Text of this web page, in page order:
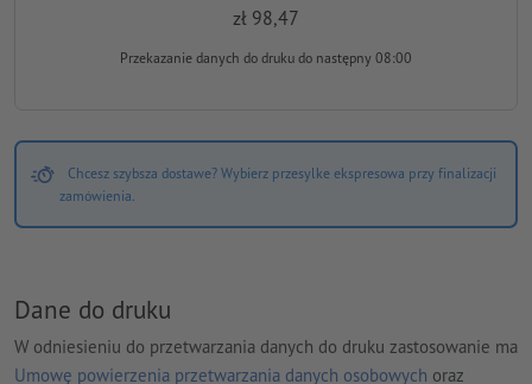
zł 98,47
Przekazanie danych do druku do następny 08:00
Chcesz szybsza dostawe? Wybierz przesylke ekspresowa przy finalizacji
zamówienia.
Dane do druku
W odniesieniu do przetwarzania danych do druku zastosowanie ma
Umowę powierzenia przetwarzania danych osobowych oraz